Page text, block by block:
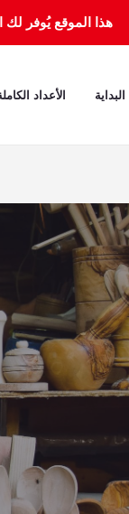
هذا الموقع يُوفر لك
البداية الأعداد